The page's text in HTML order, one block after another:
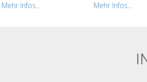
Mehr Infos...
Mehr Infos...